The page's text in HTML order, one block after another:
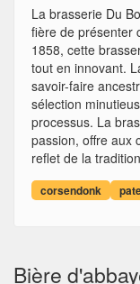
La brasserie Du
fière de présenter
1858, cette
tout en innovant.
savoir-faire
sélection
processus. La
passion, offre aux
reflet de la
corsendonk
Bière